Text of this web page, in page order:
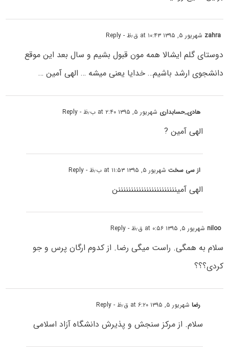
zahra شهریور ۵, ۱۳۹۵ at ۱۰:۴۳ ق٫ظ - Reply
دوستای گلم ایشالا همه مون قبول بشیم و سال بعد این موقع
دانشجوی ارشد باشیم… خدایا یعنی میشه … الهی آمین …
هادی_حسابداری شهریور ۵, ۱۳۹۵ at ۲:۴۰ ب٫ظ - Reply
الهی آمین ?
از سی سختشهریور ۵, ۱۳۹۵ at ۱۱:۵۳ ب٫ظ - Reply
الهی آمینننننننننننننننننننننننن
nilooشهریور ۵, ۱۳۹۵ at ۰:۵۶ ق٫ظ - Reply
سلام به همگی. راست میگی رضا. از کدوم ارگان پرس و جو
کردی؟؟؟
رضاشهریور ۵, ۱۳۹۵ at ۶:۲۰ ق٫ظ - Reply
سلام. از مرکز سنجش و پذیرش دانشگاه آزاد اسلامی